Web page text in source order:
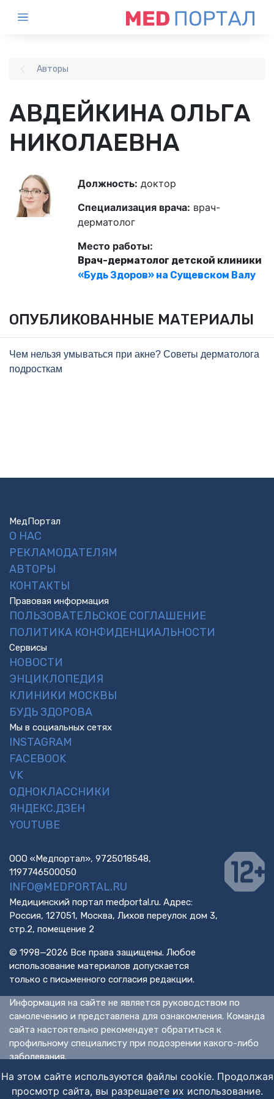
Авторы
АВДЕЙКИНА ОЛЬГА
НИКОЛАЕВНА
Должность: доктор
Специализация врача: врач-
дерматолог
Место работы:
Врач-дерматолог детской клиники
«Будь Здоров» на Сущевском Валу
ОПУБЛИКОВАННЫЕ МАТЕРИАЛЫ
Чем нельзя умываться при акне? Советы дерматолога
подросткам
МедПортал
О НАС
РЕКЛАМОДАТЕЛЯМ
АВТОРЫ
КОНТАКТЫ
Правовая информация
ПОЛЬЗОВАТЕЛЬСКОЕ СОГЛАШЕНИЕ
ПОЛИТИКА КОНФИДЕНЦИАЛЬНОСТИ
Сервисы
НОВОСТИ
ЭНЦИКЛОПЕДИЯ
КЛИНИКИ МОСКВЫ
БУДЬ ЗДОРОВА
Мы в социальных сетях
INSTAGRAM
FACEBOOK
VK
ОДНОКЛАССНИКИ
ЯНДЕКС.ДЗЕН
YOUTUBE
ООО «Медпортал», 9725018548,
1197746500050
INFO@MEDPORTAL.RU
Медицинский портал medportal.ru. Адрес:
Россия, 127051, Москва, Лихов переулок дом 3,
стр.2, помещение 2
© 1998—2026 Все права защищены. Любое
использование материалов допускается
только с письменного согласия редакции.
Информация на сайте не является руководством по
самолечению и представлена для ознакомления. Команда
сайта настоятельно рекомендует обратиться к
профильному специалисту при подозрении какого-либо
заболевания.
КОНСУЛЬТАЦИЯ СПЕЦИАЛИСТА.
На этом сайте используются файлы cookie. Продолжая
просмотр сайта, вы разрешаете их использование.